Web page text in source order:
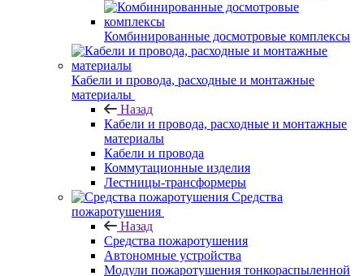
Комбинированные досмотровые комплексы
Кабели и провода, расходные и монтажные
материалы
Назад
Кабели и провода, расходные и монтажные
материалы
Кабели и провода
Коммутационные изделия
Лестницы-трансформеры
Средства
пожаротушения
Назад
Средства пожаротушения
Автономные устройства
Модули пожаротушения тонкораспыленной